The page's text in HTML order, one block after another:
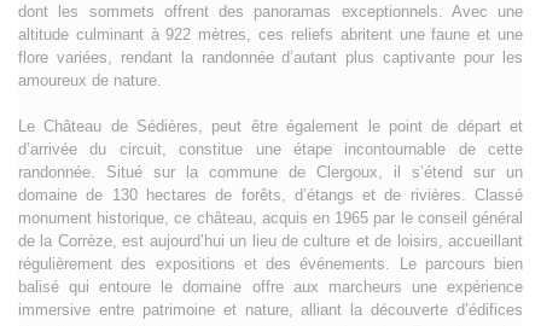
dont les sommets offrent des panoramas exceptionnels. Avec une
altitude culminant à 922 mètres, ces reliefs abritent une faune et une
flore variées, rendant la randonnée d’autant plus captivante pour les
amoureux de nature.
Le Château de Sédières, peut être également le point de départ et
d’arrivée du circuit, constitue une étape incontournable de cette
randonnée. Situé sur la commune de Clergoux, il s’étend sur un
domaine de 130 hectares de forêts, d’étangs et de rivières. Classé
monument historique, ce château, acquis en 1965 par le conseil général
de la Corrèze, est aujourd’hui un lieu de culture et de loisirs, accueillant
régulièrement des expositions et des événements. Le parcours bien
balisé qui entoure le domaine offre aux marcheurs une expérience
immersive entre patrimoine et nature, alliant la découverte d’édifices